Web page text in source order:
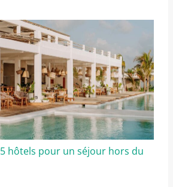
hôtels pour un séjour hors du